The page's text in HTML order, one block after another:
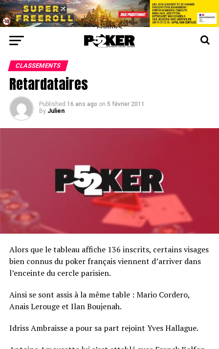
center>
CLASSEMENTS
Retardataires
Published 16 ans ago on 5 février 2011
By Julien
Alors que le tableau affiche 136 inscrits, certains visages
bien connus du poker français viennent d’arriver dans
l’enceinte du cercle parisien.
Ainsi se sont assis à la même table : Mario Cordero,
Anais Lerouge et Ilan Boujenah.
Idriss Ambraisse a pour sa part rejoint Yves Hallague.